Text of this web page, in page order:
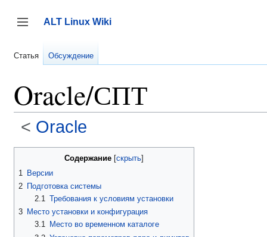
содержанию
Переключить боковую панель
ALT Linux Wiki
Статья Обсуждение
Oracle/СПТ
< Oracle
Содержание
1
Версии
2 Подготовка системы
2.1 Требования к условиям установки
3 Место установки и конфигурация
3.1
Место во временном каталоге